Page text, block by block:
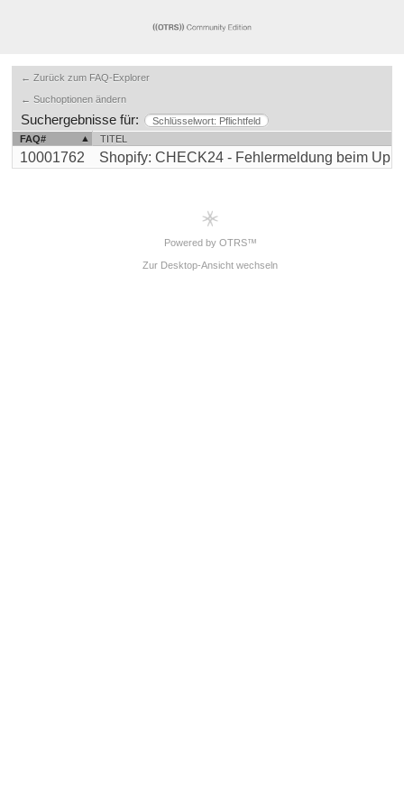
← Zurück zum FAQ-Explorer
← Suchoptionen ändern
Suchergebnisse für:
Schlüsselwort: Pflichtfeld
FAQ#
TITEL
10001762 Shopify: CHECK24 - Fehlermeldung beim
Powered by OTRS™
Zur Desktop-Ansicht wechseln